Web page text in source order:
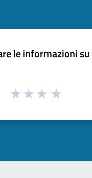
le informazioni